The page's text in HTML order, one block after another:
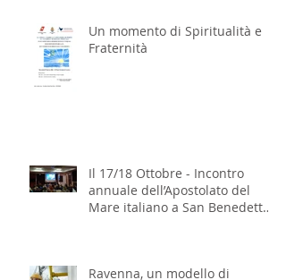
Un momento di Spiritualità e
Fraternità
Il 17/18 Ottobre - Incontro
annuale dell’Apostolato del
Mare italiano a San Benedetto
Ravenna, un modello di